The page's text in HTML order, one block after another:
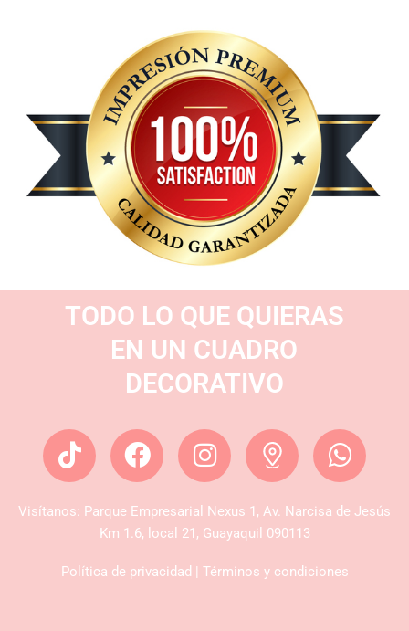
TODO LO QUE QUIERAS
EN UN CUADRO
DECORATIVO
T
i
t
k
F
a
e
b
o
I
n
t
a
g
W
h
t
a
Visítanos: Parque Empresarial Nexus 1, Av. Narcisa de Jesús
Km 1.6, local 21, Guayaquil 090113
Política de privacidad | Términos y condiciones